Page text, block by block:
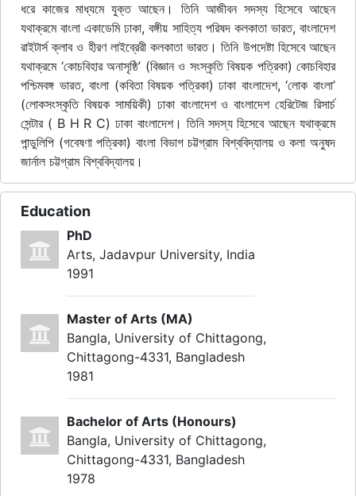
ধরে কাজের মাধ্যমে যুক্ত আছেন। তিনি আজীবন সদস্য হিসেবে আছেন
যথাক্রমে বাংলা একাডেমি ঢাকা, বঙ্গীয় সাহিত্য পরিষদ কলকাতা ভারত, বাংলাদেশ
রাইটার্স ক্লাব ও হীরণ লাইব্রেরী কলকাতা ভারত। তিনি উপদেষ্টা হিসেবে আছেন
যথাক্রমে ‘কোচবিহার অনাসৃষ্ঠি’ (বিজ্ঞান ও সংস্কৃতি বিষয়ক পত্রিকা) কোচবিহার
পশ্চিমবঙ্গ ভারত, বাংলা (কবিতা বিষয়ক পত্রিকা) ঢাকা বাংলাদেশ, ‘লোক বাংলা’
(লোকসংস্কৃতি বিষয়ক সাময়িকী) ঢাকা বাংলাদেশ ও বাংলাদেশ হেরিটেজ রিসার্চ
সেন্টার ( B H R C) ঢাকা বাংলাদেশ। তিনি সদস্য হিসেবে আছেন যথাক্রমে
পান্ডুলিপি (গবেষণা পত্রিকা) বাংলা বিভাগ চট্টগ্রাম বিশ্ববিদ্যালয় ও কলা অনুষদ
জার্নাল চট্টগ্রাম বিশ্ববিদ্যালয়।
Education
PhD
Arts, Jadavpur University, India
1991
Master of Arts (MA)
Bangla, University of Chittagong,
Chittagong-4331, Bangladesh
1981
Bachelor of Arts (Honours)
Bangla, University of Chittagong,
Chittagong-4331, Bangladesh
1978